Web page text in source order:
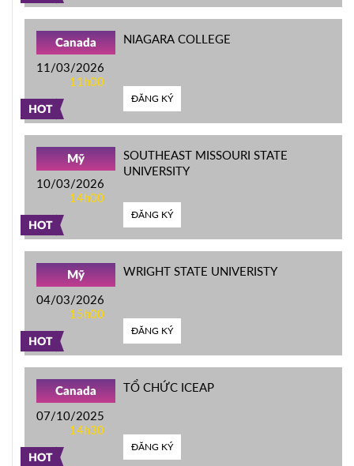
HOT
Canada
11/03/2026
11h00
NIAGARA COLLEGE
ĐĂNG KÝ
HOT
Mỹ
10/03/2026
14h00
SOUTHEAST MISSOURI STATE
UNIVERSITY
ĐĂNG KÝ
HOT
Mỹ
04/03/2026
15h00
WRIGHT STATE UNIVERISTY
ĐĂNG KÝ
HOT
Canada
07/10/2025
14h30
TỔ CHỨC ICEAP
ĐĂNG KÝ